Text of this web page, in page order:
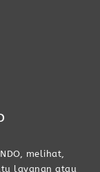
melihat,
layanan atau